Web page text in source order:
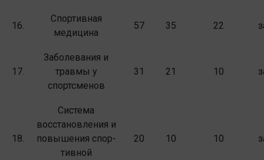
16.
Спортивная
медицина
57 35 22
17.
Заболевания и
травмы у
спортсменов
31 21 10
18.
Система
восстановления и
повышения спор­
тивной
20 10 10